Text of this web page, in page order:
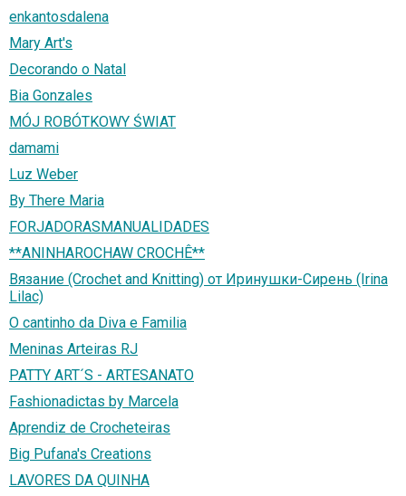
enkantosdalena
Mary Art's
Decorando o Natal
Bia Gonzales
MÓJ ROBÓTKOWY ŚWIAT
damami
Luz Weber
By There Maria
FORJADORASMANUALIDADES
**ANINHAROCHAW CROCHÊ**
Вязание (Crochet and Knitting) от Иринушки-Сирень (Irina
Lilac)
O cantinho da Diva e Familia
Meninas Arteiras RJ
PATTY ART´S - ARTESANATO
Fashionadictas by Marcela
Aprendiz de Crocheteiras
Big Pufana's Creations
LAVORES DA QUINHA